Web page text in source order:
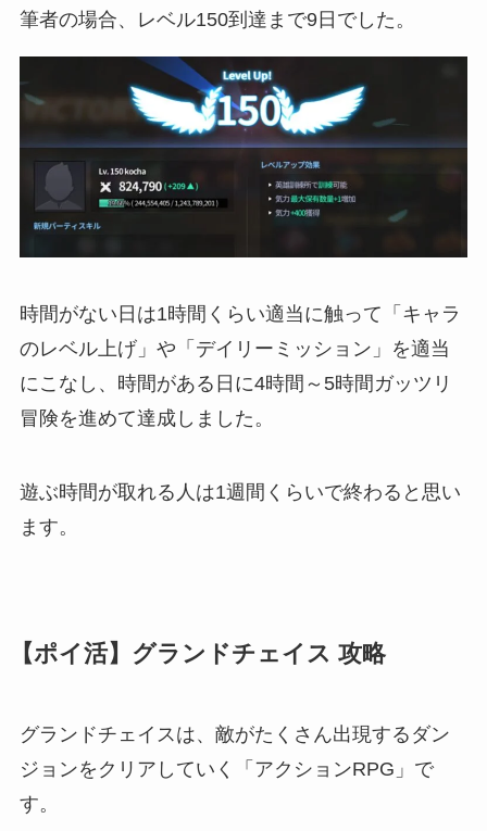
筆者の場合、レベル150到達まで9日でした。
時間がない日は1時間くらい適当に触って「キャラ
のレベル上げ」や「デイリーミッション」を適当
にこなし、時間がある日に4時間～5時間ガッツリ
冒険を進めて達成しました。
遊ぶ時間が取れる人は1週間くらいで終わると思い
ます。
【ポイ活】グランドチェイス 攻略
グランドチェイスは、敵がたくさん出現するダン
ジョンをクリアしていく「アクションRPG」で
す。